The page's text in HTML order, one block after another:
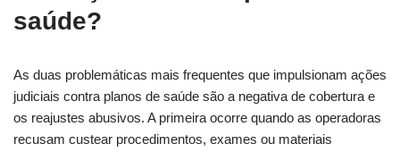
saúde?
As duas problemáticas mais frequentes que impulsionam ações
judiciais contra planos de saúde são a negativa de cobertura e
os reajustes abusivos. A primeira ocorre quando as operadoras
recusam custear procedimentos, exames ou materiais